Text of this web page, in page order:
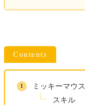
Contents
ミッキーマウス
スキル